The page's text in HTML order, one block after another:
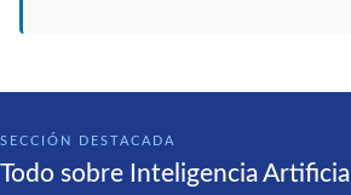
SECCIÓN DESTACADA
Todo sobre Inteligencia Artificial